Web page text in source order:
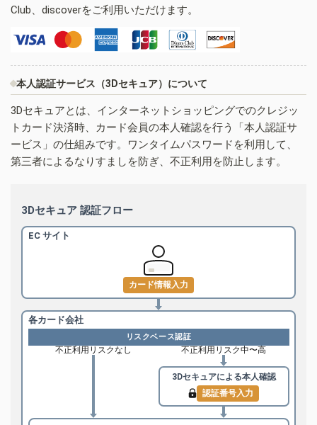
Club、discoverをご利用いただけます。
本人認証サービス（3Dセキュア）について
3Dセキュアとは、インターネットショッピングでのクレジッ
トカード決済時、カード会員の本人確認を行う「本人認証サ
ービス」の仕組みです。ワンタイムパスワードを利用して、
第三者によるなりすましを防ぎ、不正利用を防止します。
3Dセキュア 認証フロー
EC サイト
カード情報入力
各カード会社
リスクベース認証
不正利用リスクなし 不正利用リスク中〜高
3Dセキュアによる本人確認
認証番号入力